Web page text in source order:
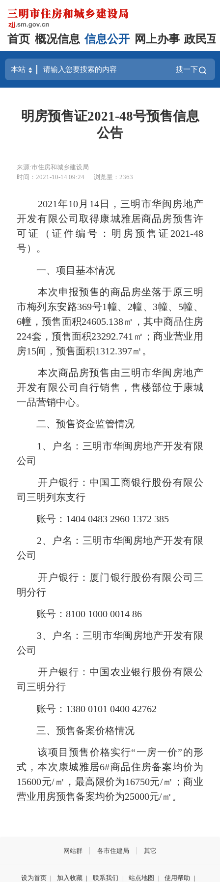
首页 概况信息 信息公开 网上办事 政民
搜一下
明房预售证2021-48号预售信息
公告
来源:市住房和城乡建设局
时间：2021-10-14 09:24
浏览量：2363
2021年10月14日，三明市华闽房地产
开发有限公司取得康城雅居商品房预售许
可证（证件编号：明房预售证2021-48
号）。
一、项目基本情况
本次申报预售的商品房坐落于原三明
市梅列东安路369号1幢、2幢、3幢、5幢、
6幢，预售面积24605.138㎡，其中商品住房
224套，预售面积23292.741㎡；商业营业用
房15间，预售面积1312.397㎡。
本次商品房预售由三明市华闽房地产
开发有限公司自行销售，售楼部位于康城
一品营销中心。
二、预售资金监管情况
1、户名：三明市华闽房地产开发有限
公司
开户银行：中国工商银行股份有限公
司三明列东支行
账号：1404 0483 2960 1372 385
2、户名：三明市华闽房地产开发有限
公司
开户银行：厦门银行股份有限公司三
明分行
账号：8100 1000 0014 86
3、户名：三明市华闽房地产开发有限
公司
开户银行：中国农业银行股份有限公
司三明分行
账号：1380 0101 0400 42762
三、预售备案价格情况
该项目预售价格实行“一房一价”的形
式，本次康城雅居6#商品住房备案均价为
15600元/㎡，最高限价为16750元/㎡；商业
营业用房预售备案均价为25000元/㎡。
网站群 各市住建局 其它
设为首页 | 加入收藏 | 联系我们 | 站点地图 | 使用帮助 |